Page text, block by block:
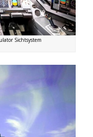
Sichtsystem